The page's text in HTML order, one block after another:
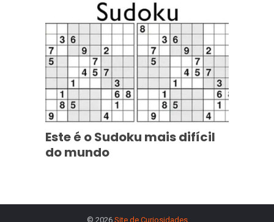
Este é o Sudoku mais difícil
do mundo
© 2026 Site de Curiosidades